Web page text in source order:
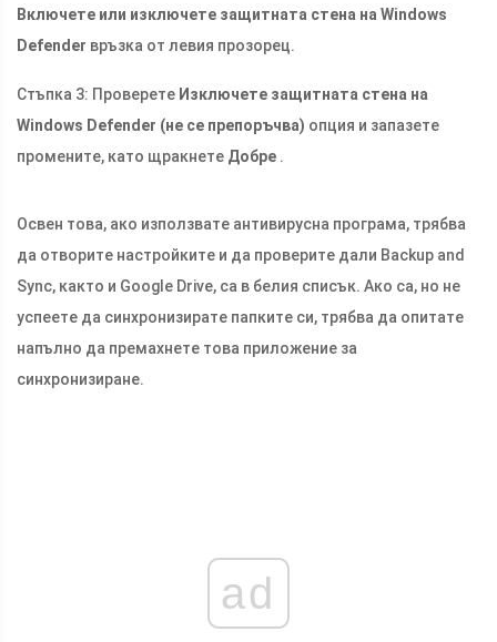
Включете или изключете защитната стена на Windows
Defender връзка от левия прозорец.
Стъпка 3: Проверете Изключете защитната стена на
Windows Defender (не се препоръчва) опция и запазете
промените, като щракнете Добре .
Освен това, ако използвате антивирусна програма, трябва
да отворите настройките и да проверите дали Backup and
Sync, както и Google Drive, са в белия списък. Ако са, но не
успеете да синхронизирате папките си, трябва да опитате
напълно да премахнете това приложение за
синхронизиране.
ad